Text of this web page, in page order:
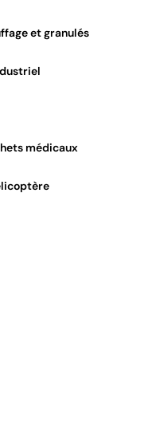
et granulés
médicaux